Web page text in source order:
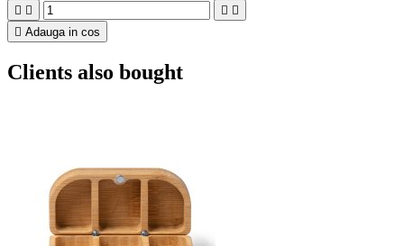
   
 Adauga in cos
Clients also bought